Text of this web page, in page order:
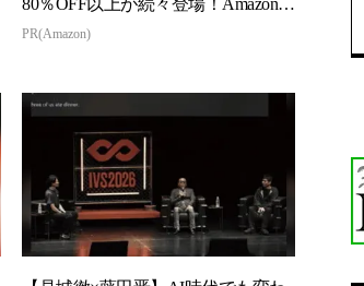
80％OFF以上が続々登場！Amazonの
本気が...
PR(Amazon)